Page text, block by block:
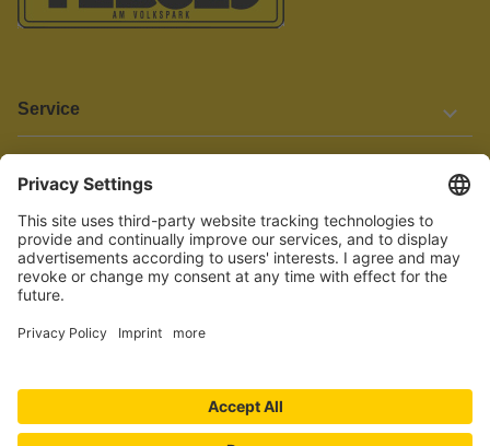
Service
Informationen
Barrierefreiheit
Wir bemühen uns, unsere Website barrierefrei zu gestalten.
Einige Inhalte und Funktionen sind derzeit jedoch noch nicht
vollständig zugänglich. Wenn Sie auf Barrieren stoßen oder Hilfe
benötigen, kontaktieren Sie uns bitte unter service[at]knutzen.de.
Vertrag widerrufen
© 2026 TEBOLO